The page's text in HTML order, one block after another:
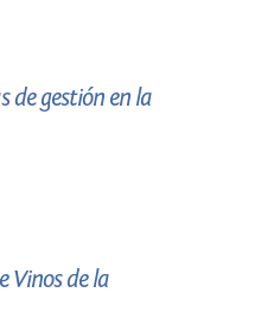
de gestión en la
Vinos de la